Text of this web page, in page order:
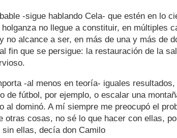
-sigue hablando Cela- que estén en lo
no llegue a constituir, en múltiples
no alcance a ser, en más de una y más de
fin que se persigue: la restauración de la
-al menos en teoría- iguales
de fútbol, por ejemplo, o escalar una
al dominó. A mí siempre me preocupó el
otras cosas, no sé lo que hacer con ellas,
ellas, decía don Camilo